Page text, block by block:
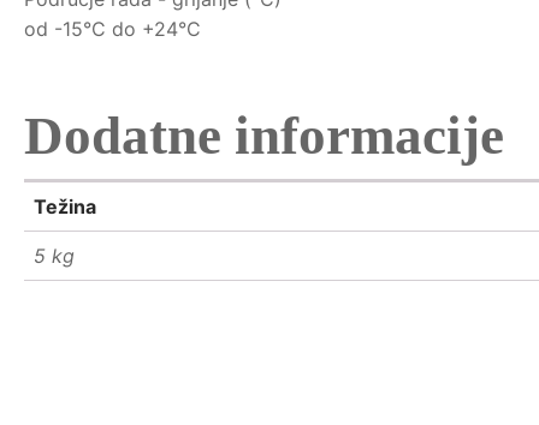
od -15°C do +24°C
Dodatne informacije
Težina
5 kg